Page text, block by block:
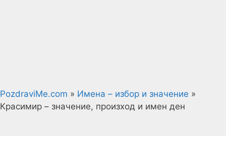
PozdraviMe.com » Имена – избор и значение »
Красимир – значение, произход и имен ден